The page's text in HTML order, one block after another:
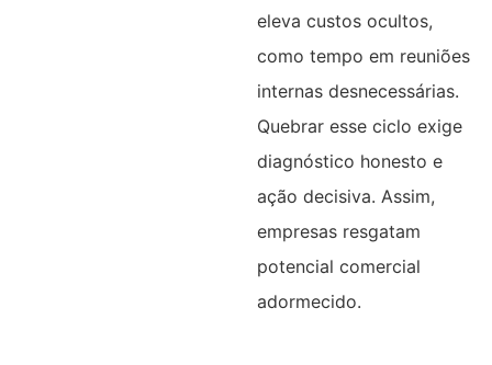
eleva custos ocultos,
como tempo em reuniões
internas desnecessárias.
Quebrar esse ciclo exige
diagnóstico honesto e
ação decisiva. Assim,
empresas resgatam
potencial comercial
adormecido.